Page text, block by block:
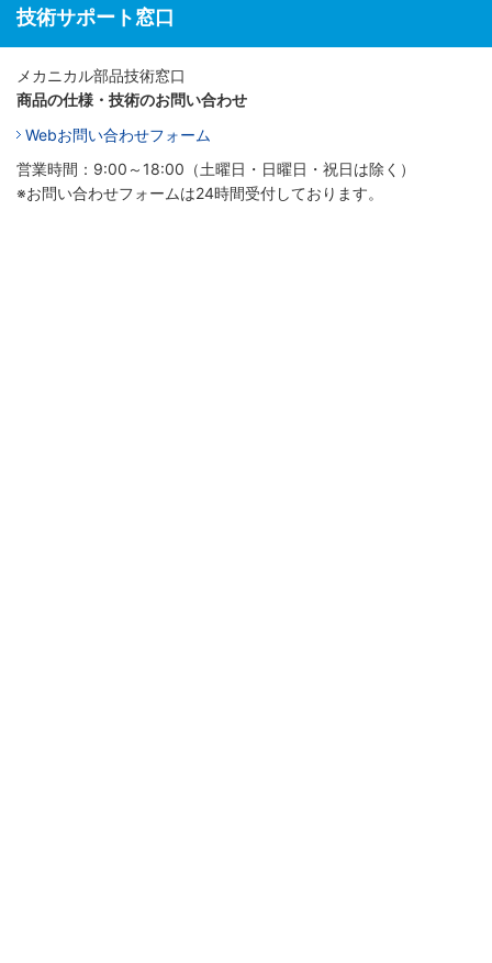
技術サポート窓口
メカニカル部品技術窓口
商品の仕様・技術のお問い合わせ
Webお問い合わせフォーム
営業時間：9:00～18:00（土曜日・日曜日・祝日は除く）
※お問い合わせフォームは24時間受付しております。